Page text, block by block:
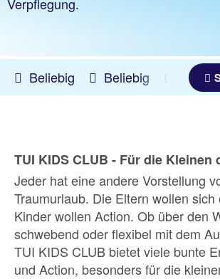
Beliebig Beliebig
TUI KIDS CLUB - Für die Kleinen
Jeder hat eine andere Vorstellung
Traumurlaub. Die Eltern wollen
Kinder wollen Action. Ob über den
schwebend oder flexibel mit dem
TUI KIDS CLUB bietet viele bunte
und Action, besonders für die